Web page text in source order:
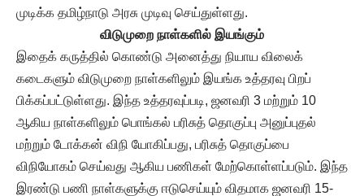
முடிக்க தமிழ்நாடு அரசு முடிவு செய்துள்ளது.
விடுமுறை நாள்களில் இயங்கும்
இதைக் கருத்தில் கொண்டு அனைத்து நியாய விலைக்
கடைகளும் விடுமுறை நாள்களிலும் இயங்க உத்தரவு பிறப்
பிக்கப்பட்டுள்ளது. இந்த உத்தரவுப்படி, ஜனவரி 3 மற்றும் 10
ஆகிய நாள்களிலும் பொங்கல் பரிசுத் தொகுப்பு அனுப்புதல்
மற்றும் டோக்கன் விநி யோகிப்பது, பரிசுத் தொகுப்பை
விநியோகம் செய்வது ஆகிய பணிகள் மேற்கொள்ளப்படும். இந்த
இரண்டு பணி நாள்களுக்கு ஈடுசெய்யும் விதமாக ஜனவரி 15-